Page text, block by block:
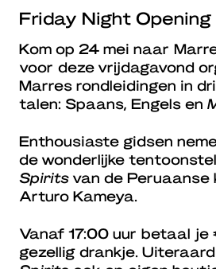
Friday Night Opening
Kom op 24 mei naar
voor deze vrijdagavond
Marres rondleidingen in
talen: Spaans, Engels en
Enthousiaste gidsen
de wonderlijke
Spirits van de Peruaanse
Arturo Kameya.
Vanaf 17:00 uur betaal
gezellig drankje.